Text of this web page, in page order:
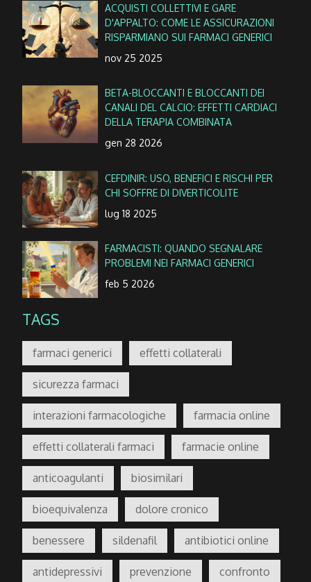
ACQUISTI COLLETTIVI E GARE
D'APPALTO: COME LE ASSICURAZIONI
RISPARMIANO SUI FARMACI GENERICI
nov 25 2025
BETA-BLOCCANTI E BLOCCANTI DEI
CANALI DEL CALCIO: EFFETTI CARDIACI
DELLA TERAPIA COMBINATA
gen 28 2026
CEFDINIR: USO, BENEFICI E RISCHI PER
CHI SOFFRE DI DIVERTICOLITE
lug 18 2025
FARMACISTI: QUANDO SEGNALARE
PROBLEMI NEI FARMACI GENERICI
feb 5 2026
TAGS
farmaci generici effetti collaterali
sicurezza farmaci
interazioni farmacologiche farmacia online
effetti collaterali farmaci farmacie online
anticoagulanti biosimilari
bioequivalenza dolore cronico
benessere sildenafil antibiotici online
antidepressivi prevenzione confronto